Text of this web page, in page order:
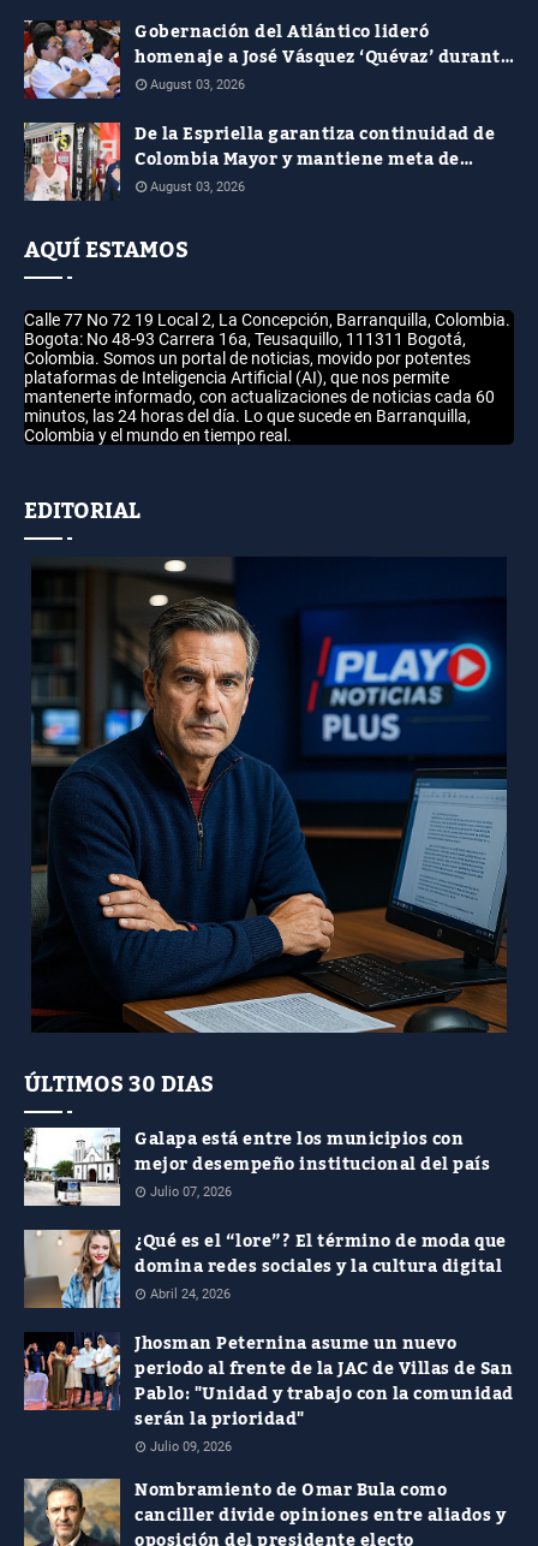
Gobernación del Atlántico lideró
homenaje a José Vásquez ‘Quévaz’ durante
la presentación del libro de Alcides
August 03, 2026
De la Espriella garantiza continuidad de
Colombia Mayor y mantiene meta de
aumentar el subsidio a $400.000
August 03, 2026
AQUÍ ESTAMOS
Calle 77 No 72 19 Local 2, La Concepción, Barranquilla, Colombia.
Bogota: No 48-93 Carrera 16a, Teusaquillo, 111311 Bogotá,
Colombia. Somos un portal de noticias, movido por potentes
plataformas de Inteligencia Artificial (AI), que nos permite
mantenerte informado, con actualizaciones de noticias cada 60
minutos, las 24 horas del día. Lo que sucede en Barranquilla,
Colombia y el mundo en tiempo real.
EDITORIAL
ÚLTIMOS 30 DIAS
Galapa está entre los municipios con
mejor desempeño institucional del país
Julio 07, 2026
¿Qué es el “lore”? El término de moda que
domina redes sociales y la cultura digital
Abril 24, 2026
Jhosman Peternina asume un nuevo
periodo al frente de la JAC de Villas de San
Pablo: "Unidad y trabajo con la comunidad
serán la prioridad"
Julio 09, 2026
Nombramiento de Omar Bula como
canciller divide opiniones entre aliados y